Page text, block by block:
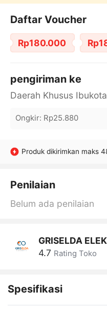
Daftar Voucher
Rp180.000
pengiriman ke
Ongkir: Rp25.880
Produk dikirimkan maks
Penilaian
Belum ada penilaian
GRISELDA
4.7 Rating Toko
Spesifikasi